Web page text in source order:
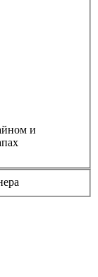
и